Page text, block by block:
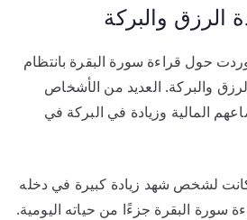
الرزق والبركة
حول قراءة سورة البقرة بانتظام
والبركة. العديد من الأشخاص
المالية وزيادة في البركة في
لشخص شهد زيادة كبيرة في دخله
سورة البقرة جزءًا من حياته اليومية.